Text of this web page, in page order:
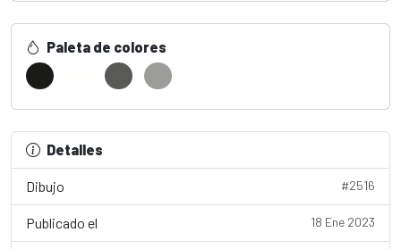
Paleta de colores
Detalles
Dibujo #2516
Publicado el 18 Ene 2023